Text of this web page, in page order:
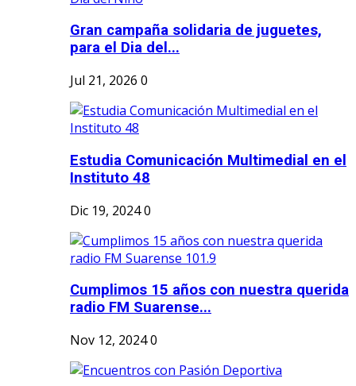
Gran campaña solidaria de juguetes,
para el Dia del...
Jul 21, 2026 0
Estudia Comunicación Multimedial en el
Instituto 48
Dic 19, 20240
Cumplimos 15 años con nuestra querida
radio FM Suarense...
Nov 12, 20240